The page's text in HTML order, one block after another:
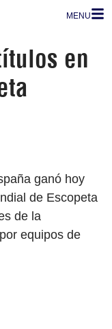
MENU
en
ganó hoy
de Escopeta
de la
equipos de